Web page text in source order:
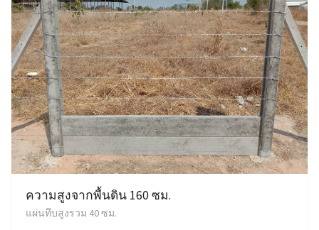
ความสูงจากพื้นดิน 160 ซม.
แผ่นทึบสูงรวม 40 ซม.